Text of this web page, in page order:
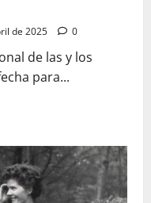
de 2025 0
de las y los
para...